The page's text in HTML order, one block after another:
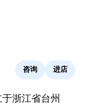
咨询 进店
浙江省台州